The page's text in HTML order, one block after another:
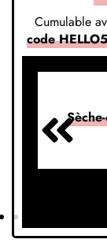
Cumulable
code HELLO5